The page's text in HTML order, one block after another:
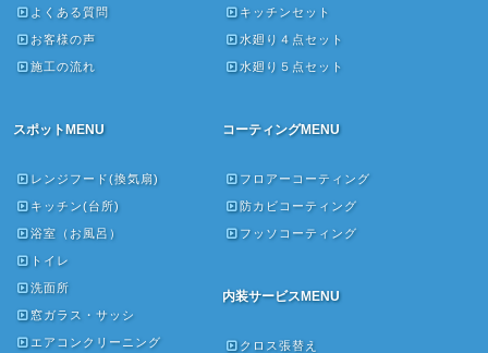
よくある質問
お客様の声
施工の流れ
キッチンセット
水廻り４点セット
水廻り５点セット
スポットMENU
レンジフード(換気扇)
キッチン(台所)
浴室（お風呂）
トイレ
洗面所
窓ガラス・サッシ
エアコンクリーニング
コーティングMENU
フロアーコーティング
防カビコーティング
フッソコーティング
内装サービスMENU
クロス張替え